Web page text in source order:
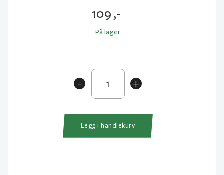
109,-
På lager
+
Sølvkroken
Sei
Rykk
Sølv
-
Legg i handlekurv